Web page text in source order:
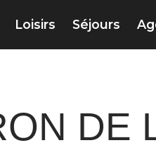
Loisirs Séjours
DE